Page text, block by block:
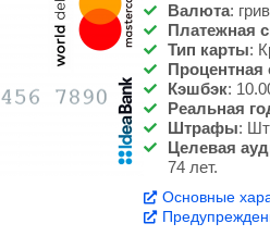
Валюта:
Платежная
Тип карты:
Процентная
Кэшбэк:
Реальная
Штрафы:
Целевая
74 лет.
Основные